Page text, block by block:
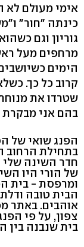
אימי מעולם לא
כינתה "חור"
גוריון וגם
מרחפים מעל
הימים
קרוב כל כך.
שטרדו את
בהם אני מבקרת
הפנג שואי של
בתחילת הרחוב
חדר השינה שלי
של הורי היו
ומרפסת - בית
הבית טובה
אוהבים. באתר
בית שנבנה בין השנים